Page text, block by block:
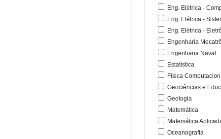
Eng. Elétrica -
Eng. Elétrica -
Eng. Elétrica -
Engenharia
Engenharia Naval
Estatística
Física
Geociências e
Geologia
Matemática
Matemática
Oceanografia